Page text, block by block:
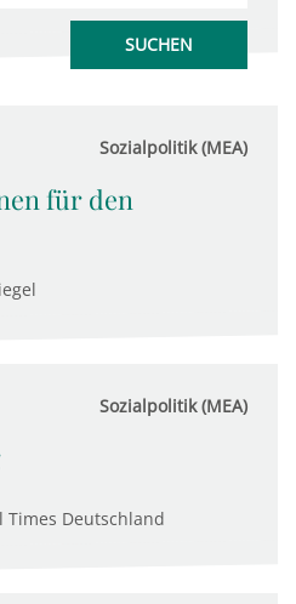
Sozialpolitik (MEA)
für den
Sozialpolitik (MEA)
Times Deutschland